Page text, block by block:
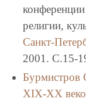
религии,
Санкт-
2001. C.15-
Бурмистров
XIX-XX